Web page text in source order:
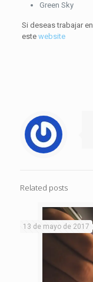
Green Sky
Si deseas trabajar
estewebsite
Related posts
13 de mayo de 2017